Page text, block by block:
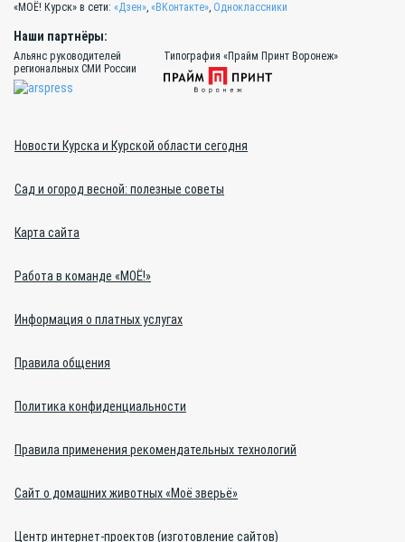
«МОЁ! Курск» в сети: «Дзен», «ВКонтакте», Одноклассники
Наши партнёры:
Альянс руководителей
региональных СМИ России
Типография «Прайм Принт Воронеж»
Новости Курска и Курской области сегодня
Сад и огород весной: полезные советы
Карта сайта
Работа в команде «МОЁ!»
Информация о платных услугах
Правила общения
Политика конфиденциальности
Правила применения рекомендательных технологий
Сайт о домашних животных «Моё зверьё»
Центр интернет-проектов (изготовление сайтов)